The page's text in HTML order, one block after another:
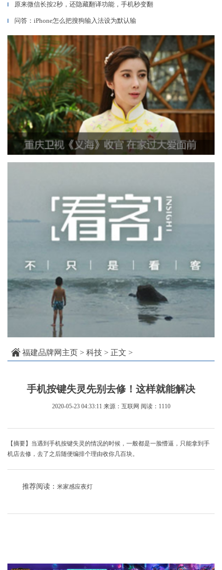
▎ 原来微信长按2秒，还隐藏翻译功能，手机秒变翻
▎ 问答：iPhone怎么把搜狗输入法设为默认输
福建品牌网主页 > 科技 > 正文 >
手机按键失灵先别去修！这样就能解决
2020-05-23 04:33:11 来源：互联网 阅读：1110
【摘要】当遇到手机按键失灵的情况的时候，一般都是一脸懵逼，只能拿到手
机店去修，去了之后随便编排个理由收你几百块。
推荐阅读： 米家感应夜灯